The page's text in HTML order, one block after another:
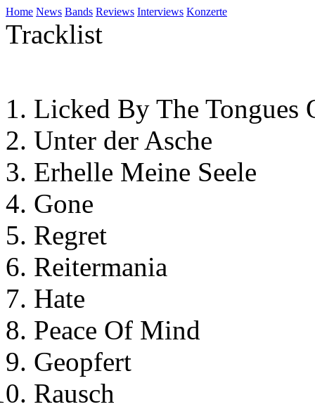
Home News Bands Reviews Interviews Konzerte
Tracklist
Licked By The Tongues
Unter der Asche
Erhelle Meine Seele
Gone
Regret
Reitermania
Hate
Peace Of Mind
Geopfert
Rausch